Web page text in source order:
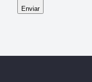
Enviar